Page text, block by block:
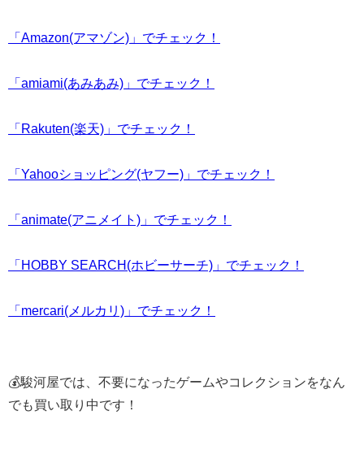
「Amazon(アマゾン)」でチェック！
「amiami(あみあみ)」でチェック！
「Rakuten(楽天)」でチェック！
「Yahooショッピング(ヤフー)」でチェック！
「animate(アニメイト)」でチェック！
「HOBBY SEARCH(ホビーサーチ)」でチェック！
「mercari(メルカリ)」でチェック！
💰駿河屋では、不要になったゲームやコレクションをなん
でも買い取り中です！